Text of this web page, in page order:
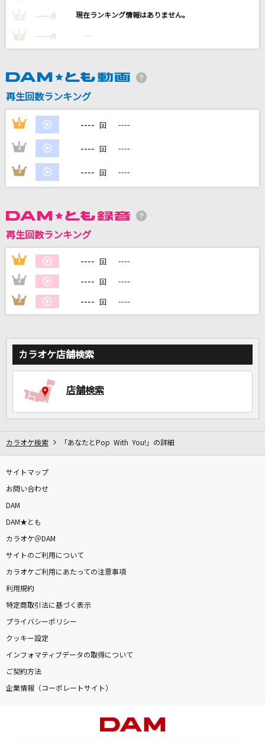
残酷な天使のテーゼ
森高千里
カラオケ最新情報をチェック！
---- 点 ----
3 ---- 点 ----
再生回数ランキング
1 ---- 回 ----
2 ---- 回 ----
3 ---- 回 ----
再生回数ランキング
1 ---- 回 ----
2 ---- 回 ----
3 ---- 回 ----
カラオケ店舗検索
店舗検索
カラオケ検索 「あなたとPop With You!」の詳細
サイトマップ
お問い合わせ
DAM
DAM★とも
カラオケ＠DAM
サイトのご利用について
カラオケご利用にあたっての注意事項
利用規約
特定商取引法に基づく表示
プライバシーポリシー
クッキー設定
インフォマティブデータの取得について
ご契約方法
企業情報（コーポレートサイト）